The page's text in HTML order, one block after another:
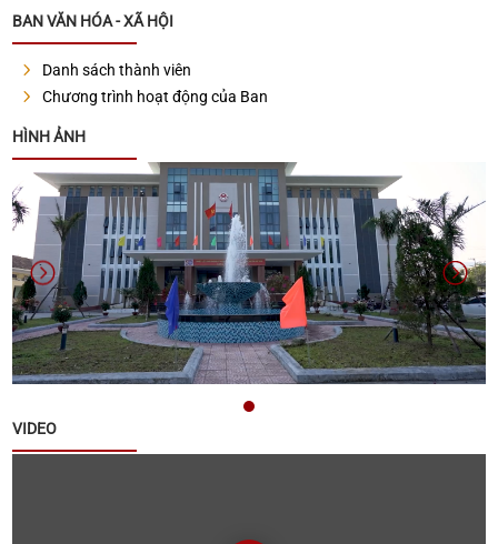
2031
Thông báo về tuyển chọn lao động hợp đồng làm
việc tại Văn phòng Đảng ủy xã Quế Sơn
Thông báo đấu giá tài sản
Thông báo triển khai thực hiện Chiến dịch 90 ngày
xây dựng , hoàn thiện cơ sở dữ liệu đất đai trên địa
bàn xã Quế Sơn
Thông báo lịch tiếp công dân năm 2025 của đại
biểu HĐND xã khóa I, nhiệm kỳ 2021 - 2026
BAN VĂN HÓA - XÃ HỘI
Danh sách thành viên
Chương trình hoạt động của Ban
HÌNH ẢNH
VIDEO